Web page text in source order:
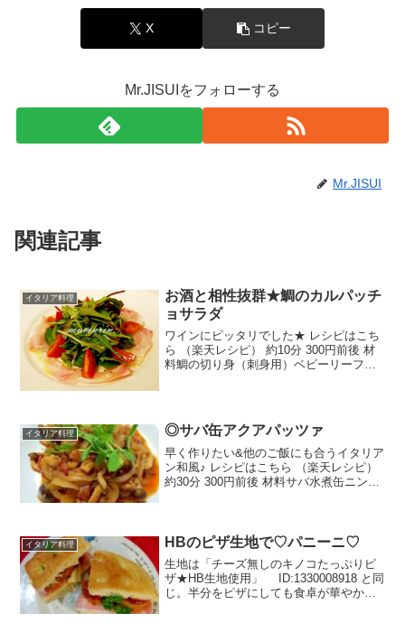
X コピー
Mr.JISUIをフォローする
Mr.JISUI
関連記事
イタリア料理
お酒と相性抜群★鯛のカルパッチ
ョサラダ
ワインにピッタリでした★ レシピはこち
ら （楽天レシピ） 約10分 300円前後 材
料鯛の切り身（刺身用）ベビーリーフミ
イタリア料理 ◎サバ缶アクアパッツァ
早く作りたい&他のご飯にも合うイタリア
ン和風♪ レシピはこちら （楽天レシピ）
約30分 300円前後 材料サバ水煮缶ニンニ
れみんな...
イタリア料理 HBのピザ生地で♡パニーニ♡
生地は「チーズ無しのキノコたっぷりピ
ザ★HB生地使用」 ID:1330008918 と同
じ。半分をピザにしても食卓が華やかに